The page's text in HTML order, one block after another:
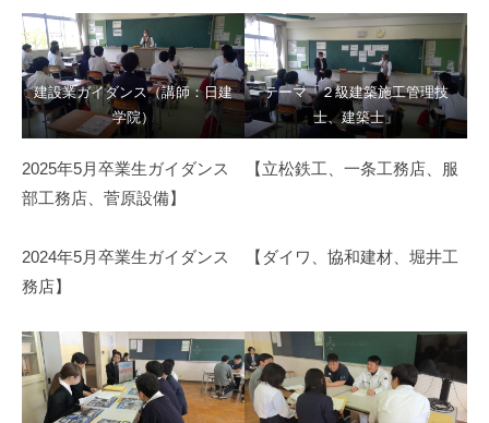
建設業ガイダンス（講師：日建
学院）
テーマ「２級建築施工管理技
士、建築士」
2025年5月卒業生ガイダンス 【立松鉄工、一条工務店、服
部工務店、菅原設備】
2024年5月卒業生ガイダンス 【ダイワ、協和建材、堀井工
務店】